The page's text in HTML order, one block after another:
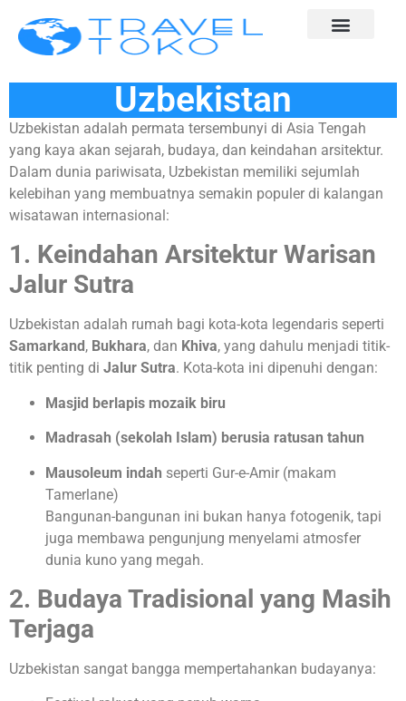
Uzbekistan
Uzbekistan adalah permata tersembunyi di Asia Tengah
yang kaya akan sejarah, budaya, dan keindahan arsitektur.
Dalam dunia pariwisata, Uzbekistan memiliki sejumlah
kelebihan yang membuatnya semakin populer di kalangan
wisatawan internasional:
1. Keindahan Arsitektur Warisan
Jalur Sutra
Uzbekistan adalah rumah bagi kota-kota legendaris seperti
Samarkand , Bukhara, dan Khiva, yang dahulu menjadi titik-
titik penting di Jalur Sutra. Kota-kota ini dipenuhi dengan:
Masjid berlapis mozaik biru
Madrasah (sekolah Islam) berusia ratusan tahun
Mausoleum indah seperti Gur-e-Amir (makam
Tamerlane)
Bangunan-bangunan ini bukan hanya fotogenik, tapi
juga membawa pengunjung menyelami atmosfer
dunia kuno yang megah.
2. Budaya Tradisional yang Masih
Terjaga
Uzbekistan sangat bangga mempertahankan budayanya: